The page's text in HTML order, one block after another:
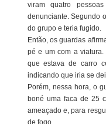
viram quatro
denunciante. Segundo
do grupo e teria fugido.
Então, os guardas
pé e um com a
que estava de carro
indicando que iria se
Porém, nessa hora, o
boné uma faca de 25
ameaçado e, para
de fogo.